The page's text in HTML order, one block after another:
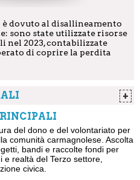
dovuto al disallineamento
sono state utilizzate risorse
nel 2023, contabilizzate
di coprire la perdita
+
Ente Filantropico
2023
94089790011
La Fondazione è
regolarmente
del dono e del volontariato per
comunità carmagnolese. Ascolta
bandi e raccolte fondi per
realtà del Terzo settore,
civica.